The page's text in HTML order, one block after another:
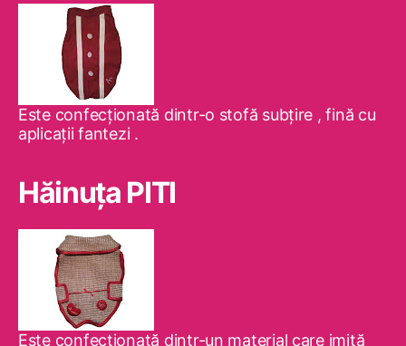
Este confecţionată dintr-o stofă subţire , fină cu
aplicaţii fantezi .
Hăinuţa PITI
Este confecţionată dintr-un material care imită